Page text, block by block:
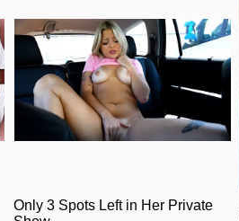
Only 3 Spots Left in Her Private